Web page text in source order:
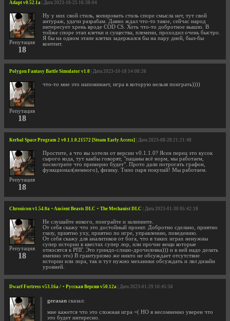
Adapt v0.52.1a | Дата 2023-10-25 16:38:04
Репутация
18
Ну у них свой стиль, копировать стиль споре смысла нет, тут свой
антураж, удачи разрабам. Давно ждал что-то такое, сейчас народ
интересует хрень вроде COD CS. Хоть что-то добротное вышло. В
тойже споре этап клетки и существа, племени, проходил очень быстро.
Я бы на одном этапе клетки задержался бы на пару дней, был-бы
контент.
Polygon Fantasy Battle Simulator v1.0 | Дата 2023-10-18 14:08:26
Репутация
18
что-то мне это напоминает, игра в которую нельзя поиграть))))
Kerbal Space Program 2 v0.1.1.0.21572 [Steam Early Access] | Дата 2023-08-28 21:21:48
Репутация
18
Простите, а что вы хотели от версии v0.1.1.0? Ясен перец это кусок
сырого кода, тут какбы говорят, "пацаны всё норм, мы работаем,
посмотрите что примерно будет". Прото дали потрогать графон,
функционал(немного), физику. Типо паря покупай! Мы работаем.
Chronicon v1.54.0a + Ancient Beasts DLC + The Mechanist DLC | Дата 2023-01-30 05:42:18
Репутация
18
Не слушайте никого, поиграйте и залипните.
От себя скажу что это достойный проект. Добротно сделано, приятно
глазу, приятно уху, приятно по игре, управлению, поведению.
От себя скажу для аналитиков от бога, что в таких играх ненужны
супер истории в квестах супер лор, или прочие вещи которые
относятся к РПГ. Это гриндо-слэшо-дрочиловка))) и в ней надо делать
именно это) В грантуризмо же никто не обсуждает отсутствие
истории или лора, так и тут нужно механики обсуждать и лвл дизайн
уровней.
Dwarf Fortress v53.16a / + Русская Версия v50.12a | Дата 2023-01-29 10:45:56
gerasan сказал:
мне кажется что это сложная игра =( НО я несомненно уверен что
это будет интересно.